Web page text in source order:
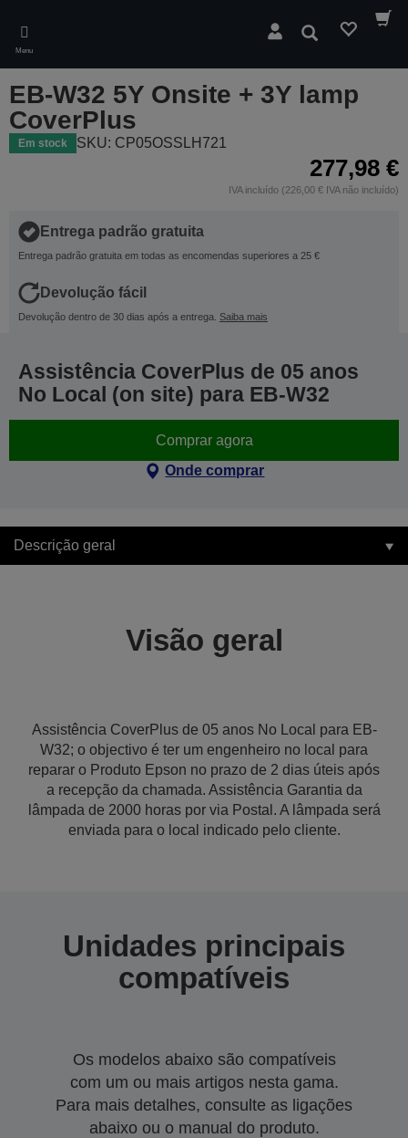
main
content
Menu
Pesquisar
EB-W32 5Y Onsite + 3Y lamp
CoverPlus
Em stock SKU: CP05OSSLH721
277,98 €
IVA incluído (226,00 € IVA não incluído)
Entrega padrão gratuita
Entrega padrão gratuita em todas as encomendas superiores a 25 €
Devolução fácil
Devolução dentro de 30 dias após a entrega. Saiba mais
Assistência CoverPlus de 05 anos
No Local (on site) para EB-W32
Comprar agora
Onde comprar
Descrição geral
Visão geral
Assistência CoverPlus de 05 anos No Local para EB-
W32; o objectivo é ter um engenheiro no local para
reparar o Produto Epson no prazo de 2 dias úteis após
a recepção da chamada. Assistência Garantia da
lâmpada de 2000 horas por via Postal. A lâmpada será
enviada para o local indicado pelo cliente.
Unidades principais
compatíveis
Os modelos abaixo são compatíveis
com um ou mais artigos nesta gama.
Para mais detalhes, consulte as ligações
abaixo ou o manual do produto.